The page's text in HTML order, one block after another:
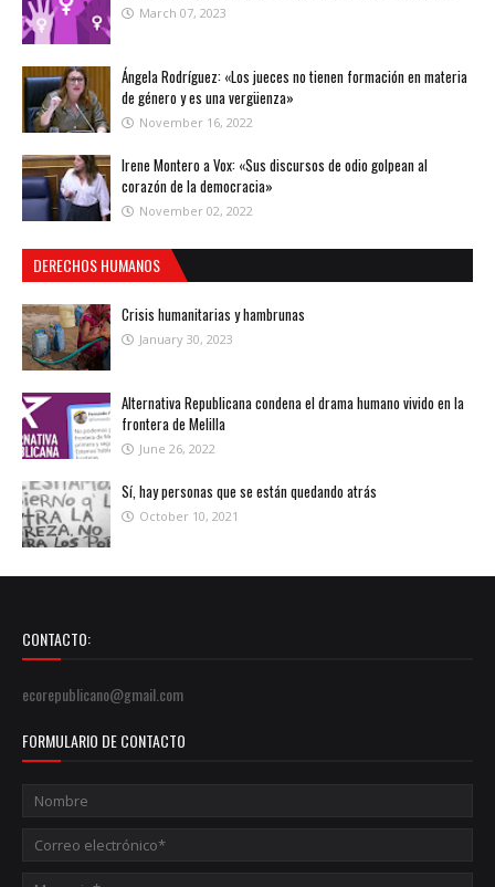
March 07, 2023
Ángela Rodríguez: «Los jueces no tienen formación en materia
de género y es una vergüenza»
November 16, 2022
Irene Montero a Vox: «Sus discursos de odio golpean al
corazón de la democracia»
November 02, 2022
DERECHOS HUMANOS
Crisis humanitarias y hambrunas
January 30, 2023
Alternativa Republicana condena el drama humano vivido en la
frontera de Melilla
June 26, 2022
Sí, hay personas que se están quedando atrás
October 10, 2021
CONTACTO:
ecorepublicano@gmail.com
FORMULARIO DE CONTACTO